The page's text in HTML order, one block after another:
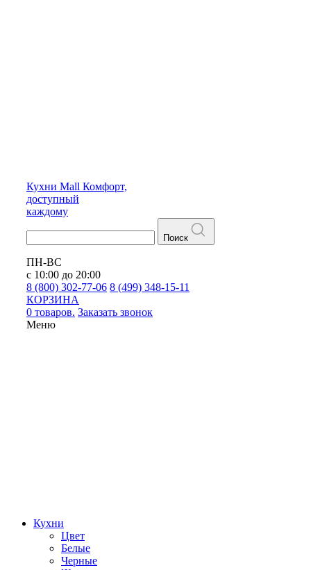
Кухни Mall Комфорт,
доступный
каждому
Поиск
ПН-ВС
с 10:00 до 20:00
8 (800) 302-77-06 8 (499) 348-15-11
КОРЗИНА
0 товаров. Заказать звонок
Меню
Кухни
Цвет
Белые
Черные